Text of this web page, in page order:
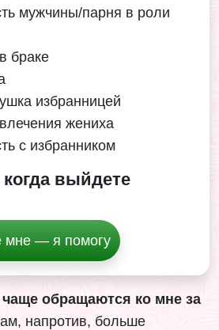
мужчины/парня в роли
браке
избранницей
жениха
с избранником
когда выйдете
мне — я помогу
обращаются ко мне за
напротив, больше